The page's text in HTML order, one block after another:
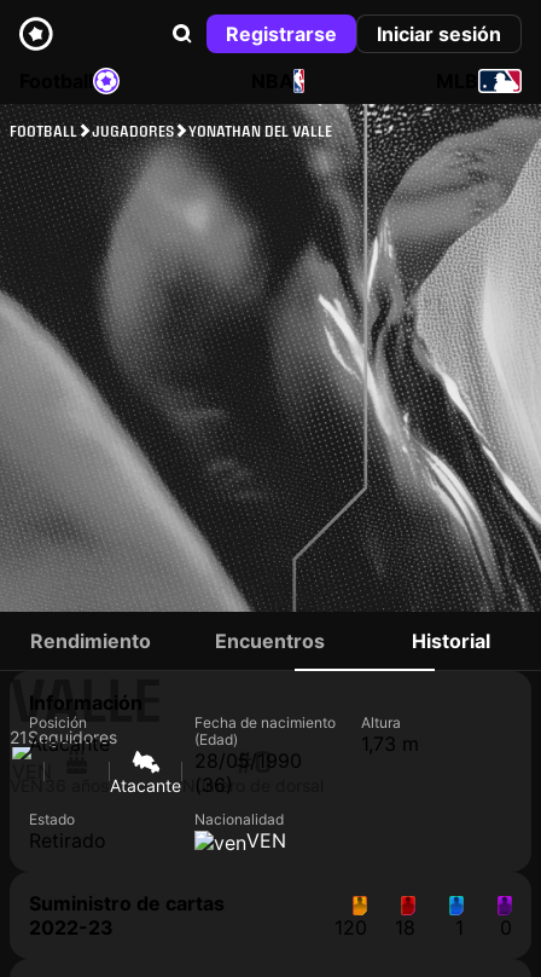
Registrarse
Iniciar sesión
NBA
FOOTBALL JUGADORES YONATHAN DEL VALLE
YONATHAN DEL
VALLE
21Seguidores
Atacante
#0
Número de dorsal
Rendimiento Encuentros Historial
Información
Posición
Atacante
Fecha de nacimiento
(Edad)
28/05/1990
(36)
Altura
1,73 m
Estado
Retirado
Nacionalidad
VEN
Suministro de cartas
2022-23
120 18 1 0